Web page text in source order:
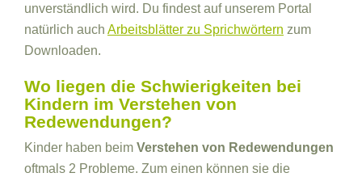
unverständlich wird. Du findest auf unserem Portal
natürlich auch Arbeitsblätter zu Sprichwörtern zum
Downloaden.
Wo liegen die Schwierigkeiten bei
Kindern im Verstehen von
Redewendungen?
Kinder haben beim Verstehen von Redewendungen
oftmals 2 Probleme. Zum einen können sie die